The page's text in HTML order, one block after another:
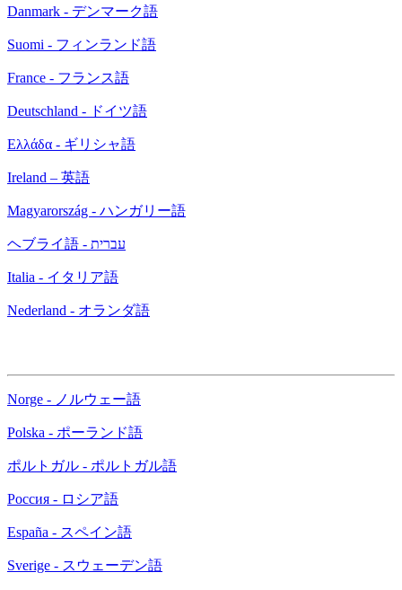
Danmark - デンマーク語
Suomi - フィンランド語
France - フランス語
Deutschland - ドイツ語
Ελλάδα - ギリシャ語
Ireland – 英語
Magyarország - ハンガリー語
ヘブライ語 - עברית
Italia - イタリア語
Nederland - オランダ語
Norge - ノルウェー語
Polska - ポーランド語
ポルトガル - ポルトガル語
Россия - ロシア語
España - スペイン語
Sverige - スウェーデン語